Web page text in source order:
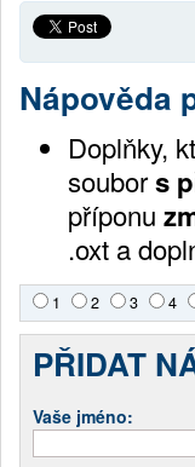
Nápověda
Doplňky,
soubors
příponu
.oxt a
1 2 3 4
PŘIDAT
Vaše jméno: